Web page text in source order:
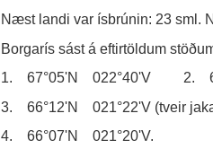
Næst landi var ísbrúnin: 23 sml.
Borgarís sást á eftirtöldum
1. 67°05'N 022°40'V 2.
3. 66°12'N 021°22'V (tveir
4. 66°07'N 021°20'V.